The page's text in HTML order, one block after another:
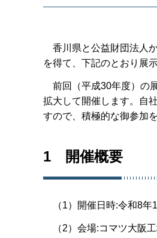
香川県と公益財団法人
を得て、下記のとおり展
前回（平成30年度）の
拡大して開催します。自
すので、積極的な御参加
1 開催概要
（1）開催日時:令和8年
（2）会場:コマツ大阪工